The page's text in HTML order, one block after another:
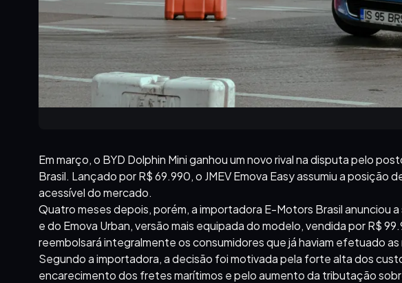
Em março, o BYD Dolphin Mini ganhou um novo rival na disputa pelo
Brasil. Lançado por R$ 69.990, o JMEV Emova Easy assumiu a posição
acessível do mercado.
Quatro meses depois, porém, a importadora E-Motors Brasil anunciou
e do Emova Urban, versão mais equipada do modelo, vendida por R$
reembolsará integralmente os consumidores que já haviam efetuado as
Segundo a importadora, a decisão foi motivada pela forte alta dos
encarecimento dos fretes marítimos e pelo aumento da tributação